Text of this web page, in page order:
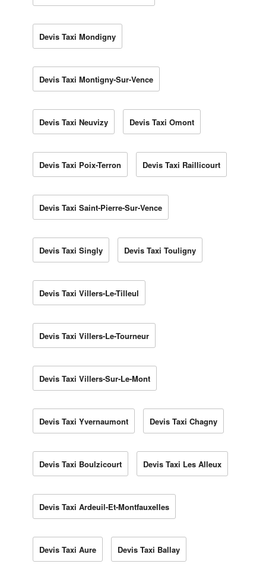
Devis Taxi Mondigny
Devis Taxi Montigny-Sur-Vence
Devis Taxi Neuvizy Devis Taxi Omont
Devis Taxi Poix-Terron Devis Taxi Raillicourt
Devis Taxi Saint-Pierre-Sur-Vence
Devis Taxi Singly Devis Taxi Touligny
Devis Taxi Villers-Le-Tilleul
Devis Taxi Villers-Le-Tourneur
Devis Taxi Villers-Sur-Le-Mont
Devis Taxi Yvernaumont Devis Taxi Chagny
Devis Taxi Boulzicourt Devis Taxi Les Alleux
Devis Taxi Ardeuil-Et-Montfauxelles
Devis Taxi Aure Devis Taxi Ballay